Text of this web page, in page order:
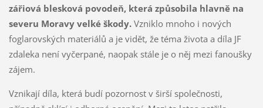
zářiová blesková povodeň, která způsobila hlavně na
severu Moravy velké škody.Vzniklo mnoho i nových
foglarovských materiálů a je vidět, že téma života a díla JF
zdaleka není vyčerpané, naopak stále je o něj mezi fanoušky
zájem.
Vznikají díla, která budí pozornost v širší společnosti,